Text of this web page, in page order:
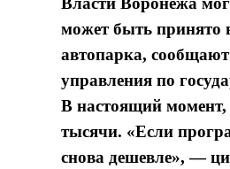
может быть принято
автопарка,
управления по
В настоящий момент,
тысячи. «Если
снова дешевле», —